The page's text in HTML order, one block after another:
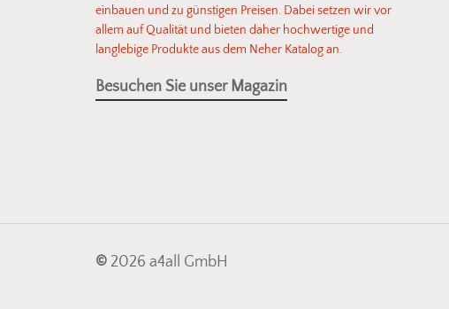
einbauen und zu günstigen Preisen. Dabei setzen wir vor
allem auf Qualität und bieten daher hochwertige und
langlebige Produkte aus dem Neher Katalog an.
Besuchen Sie unser Magazin
© 2026 a4all GmbH